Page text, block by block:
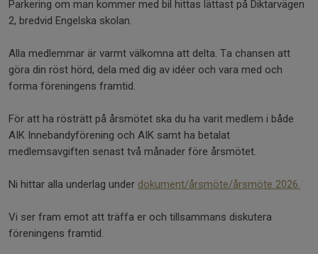
Parkering om man kommer med bil hittas lättast på Diktarvägen
2, bredvid Engelska skolan.
Alla medlemmar är varmt välkomna att delta. Ta chansen att
göra din röst hörd, dela med dig av idéer och vara med och
forma föreningens framtid.
För att ha rösträtt på årsmötet ska du ha varit medlem i både
AIK Innebandyförening och AIK samt ha betalat
medlemsavgiften senast två månader före årsmötet.
Ni hittar alla underlag under dokument/årsmöte/årsmöte 2026.
Vi ser fram emot att träffa er och tillsammans diskutera
föreningens framtid.